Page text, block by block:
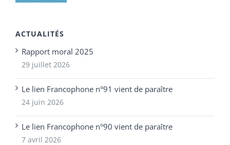
ACTUALITÉS
Rapport moral 2025
29 juillet 2026
Le lien Francophone n°91 vient de paraître
24 juin 2026
Le lien Francophone n°90 vient de paraître
7 avril 2026